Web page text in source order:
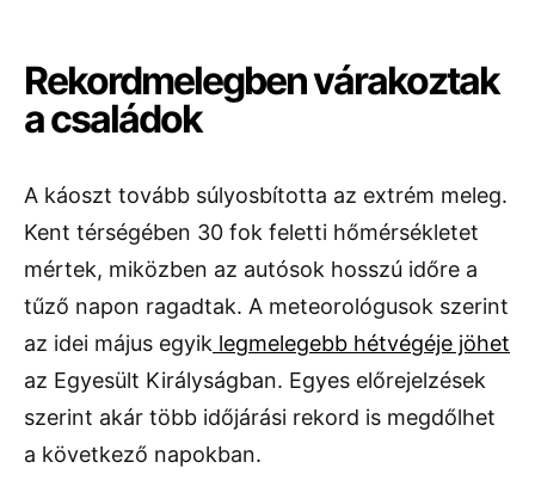
Rekordmelegben várakoztak
a családok
A káoszt tovább súlyosbította az extrém meleg.
Kent térségében 30 fok feletti hőmérsékletet
mértek, miközben az autósok hosszú időre a
tűző napon ragadtak. A meteorológusok szerint
az idei május egyik legmelegebb hétvégéje jöhet
az Egyesült Királyságban. Egyes előrejelzések
szerint akár több időjárási rekord is megdőlhet
a következő napokban.